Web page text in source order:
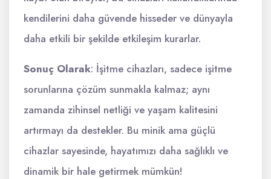
kendilerini daha güvende hisseder ve dünyayla
daha etkili bir şekilde etkileşim kurarlar.
Sonuç Olarak: İşitme cihazları, sadece işitme
sorunlarına çözüm sunmakla kalmaz; aynı
zamanda zihinsel netliği ve yaşam kalitesini
artırmayı da destekler. Bu minik ama güçlü
cihazlar sayesinde, hayatımızı daha sağlıklı ve
dinamik bir hale getirmek mümkün!